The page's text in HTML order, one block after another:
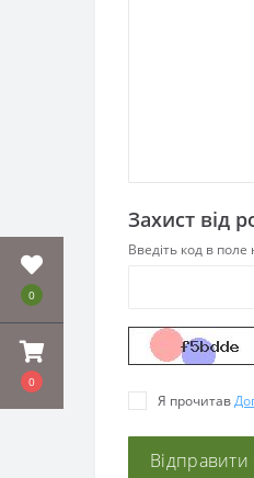
0
0
Захист від
Введіть код в
Я прочитав